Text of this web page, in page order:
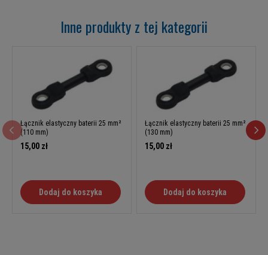
Inne produkty z tej kategorii
Łącznik elastyczny baterii 25 mm²
(110 mm)
15,00 zł
Dodaj do koszyka
Łącznik elastyczny baterii 25 mm²
(130 mm)
15,00 zł
Dodaj do koszyka